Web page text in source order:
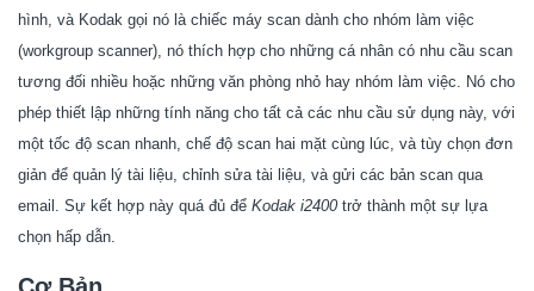
hình, và Kodak gọi nó là chiếc máy scan dành cho nhóm làm việc
(workgroup scanner), nó thích hợp cho những cá nhân có nhu cầu scan
tương đối nhiều hoặc những văn phòng nhỏ hay nhóm làm việc. Nó cho
phép thiết lập những tính năng cho tất cả các nhu cầu sử dụng này, với
một tốc độ scan nhanh, chế độ scan hai mặt cùng lúc, và tùy chọn đơn
giản để quản lý tài liệu, chỉnh sửa tài liệu, và gửi các bản scan qua
email. Sự kết hợp này quá đủ để Kodak i2400 trở thành một sự lựa
chọn hấp dẫn.